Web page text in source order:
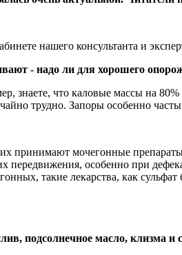
нашего консультанта и
- надо ли для хорошего
знаете, что каловые массы на
трудно. Запоры особенно
мочегонные
передвижения, особенно при
такие лекарства, как сульфат
подсолнечное масло, клизма и